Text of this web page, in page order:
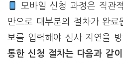
모바일 신청 과정은 직관
만으로 대부분의 절차가 완
보를 입력해야 심사 지연을
통한 신청 절차는 다음과 같